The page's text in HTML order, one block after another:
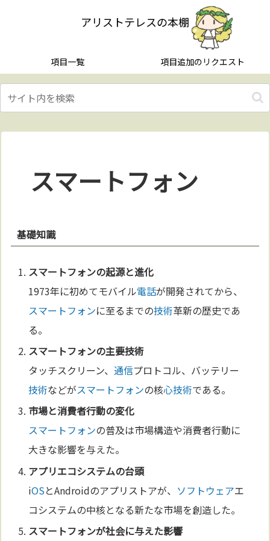
アリストテレスの本棚
項目一覧 項目追加のリクエスト
スマートフォン
基礎知識
スマートフォンの起源と進化
1973年に初めてモバイル電話が開発されてから、
スマートフォンに至るまでの技術革新の歴史であ
る。
スマートフォンの主要技術
タッチスクリーン、通信プロトコル、バッテリー
技術などがスマートフォンの核心技術である。
市場と消費者行動の変化
スマートフォンの普及は市場構造や消費者行動に
大きな影響を与えた。
アプリエコシステムの台頭
iOSとAndroidのアプリストアが、 ソフトウェアエ
コシステムの中核となる新たな市場を創造した。
スマートフォンが社会に与えた影響